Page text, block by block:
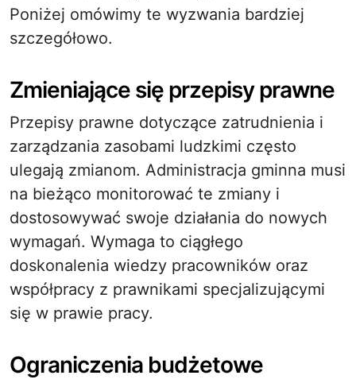
Poniżej omówimy te wyzwania bardziej
szczegółowo.
Zmieniające się przepisy prawne
Przepisy prawne dotyczące zatrudnienia i
zarządzania zasobami ludzkimi często
ulegają zmianom. Administracja gminna musi
na bieżąco monitorować te zmiany i
dostosowywać swoje działania do nowych
wymagań. Wymaga to ciągłego
doskonalenia wiedzy pracowników oraz
współpracy z prawnikami specjalizującymi
się w prawie pracy.
Ograniczenia budżetowe